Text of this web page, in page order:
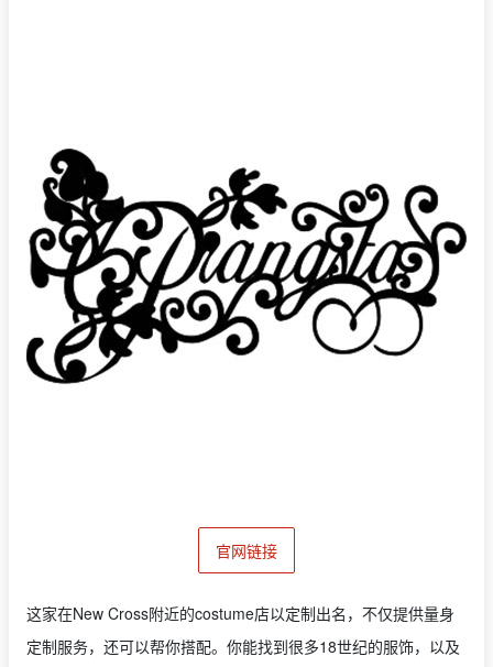
官网链接
这家在New Cross附近的costume店以定制出名，不仅提供量身
定制服务，还可以帮你搭配。你能找到很多18世纪的服饰，以及